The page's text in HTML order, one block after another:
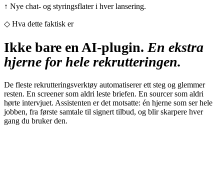
↑ Nye chat- og styringsflater i hver lansering.
◇ Hva dette faktisk er
Ikke bare en AI-plugin. En ekstra
hjerne for hele rekrutteringen.
De fleste rekrutteringsverktøy automatiserer ett steg og glemmer
resten. En screener som aldri leste briefen. En sourcer som aldri
hørte intervjuet. Assistenten er det motsatte: én hjerne som ser hele
jobben, fra første samtale til signert tilbud, og blir skarpere hver
gang du bruker den.